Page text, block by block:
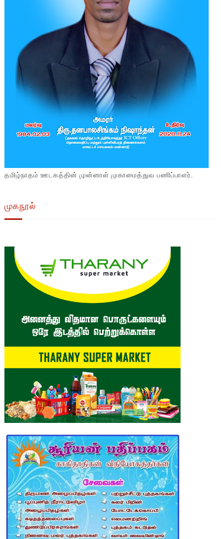
தமிழ்நாதம் ஊடகத்தின் முன்னாள் முகாமைத்துவ பணிப்பாளர்.
முகநூல்